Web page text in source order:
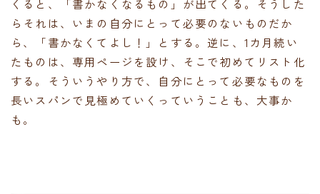
くると、「書かなくなるもの」が出てくる。そうした
らそれは、いまの自分にとって必要のないものだか
ら、「書かなくてよし！」とする。逆に、1カ月続い
たものは、専用ページを設け、そこで初めてリスト化
する。そういうやり方で、自分にとって必要なものを
長いスパンで見極めていくっていうことも、大事か
も。